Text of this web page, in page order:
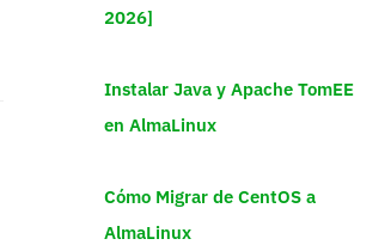
2026]
Instalar Java y Apache TomEE
en AlmaLinux
Cómo Migrar de CentOS a
AlmaLinux